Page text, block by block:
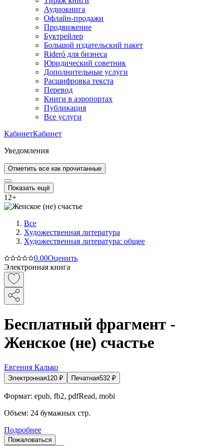
Аудиокнига
Офлайн-продажи
Продвижение
Буктрейлер
Большой издательский пакет
Rideró для бизнеса
Юридический советник
Дополнительные услуги
Расшифровка текста
Перевод
Книги в аэропортах
Публикация
Все услуги
КабинетКабинет
Уведомления
Отметить все как прочитанные
Показать ещё
12+
Все
Художественная литература
Художественная литература: общее
0.00Оценить
Электронная книга
Бесплатный фрагмент -
Женское (не) счастье
Евгения Калько
Электронная120 ₽ Печатная532 ₽
Формат: epub, fb2, pdfRead, mobi
Объем: 24 бумажных стр.
Подробнее
Пожаловаться